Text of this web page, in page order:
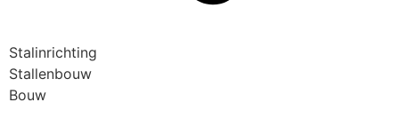
Stalinrichting
Stallenbouw
Bouw